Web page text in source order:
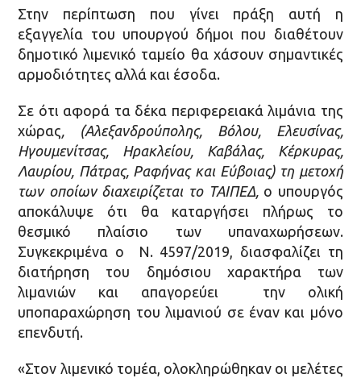
Στην περίπτωση που γίνει πράξη αυτή η
εξαγγελία του υπουργού δήμοι που διαθέτουν
δημοτικό λιμενικό ταμείο θα χάσουν σημαντικές
αρμοδιότητες αλλά και έσοδα.
Σε ότι αφορά τα δέκα περιφερειακά λιμάνια της
χώρας
(Αλεξανδρούπολης, Βόλου, Ελευσίνας,
Ηγουμενίτσας, Ηρακλείου, Καβάλας, Κέρκυρας,
Λαυρίου, Πάτρας, Ραφήνας και Εύβοιας) τη μετοχή
των οποίων διαχειρίζεται το ΤΑΙΠΕΔ, ο υπουργός
αποκάλυψε ότι θα καταργήσει πλήρως το
θεσμικό πλαίσιο των υπαναχωρήσεων.
Συγκεκριμένα ο Ν. 4597/2019, διασφαλίζει τη
διατήρηση του δημόσιου χαρακτήρα των
λιμανιών και απαγορεύει την ολική
υποπαραχώρηση του λιμανιού σε έναν και μόνο
επενδυτή.
«Στον λιμενικό τομέα, ολοκληρώθηκαν οι μελέτες